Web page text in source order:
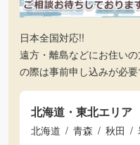
日本全国対応!!
遠方・離島などにお住い
の際は事前申し込みが必要
北海道・東北エリア
北海道 青森 秋田